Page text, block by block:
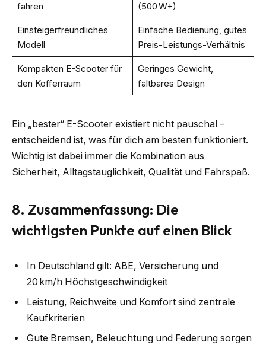
fahren
(500 W+)
Einsteigerfreundliches
Modell
Einfache Bedienung, gutes
Preis-Leistungs-Verhältnis
Kompakten E-Scooter für
den Kofferraum
Geringes Gewicht,
faltbares Design
Ein „bester“ E-Scooter existiert nicht pauschal –
entscheidend ist, was für dich am besten funktioniert.
Wichtig ist dabei immer die Kombination aus
Sicherheit, Alltagstauglichkeit, Qualität und Fahrspaß.
8. Zusammenfassung: Die
wichtigsten Punkte auf einen Blick
In Deutschland gilt: ABE, Versicherung und
20 km/h Höchstgeschwindigkeit
Leistung, Reichweite und Komfort sind zentrale
Kaufkriterien
Gute Bremsen, Beleuchtung und Federung sorgen